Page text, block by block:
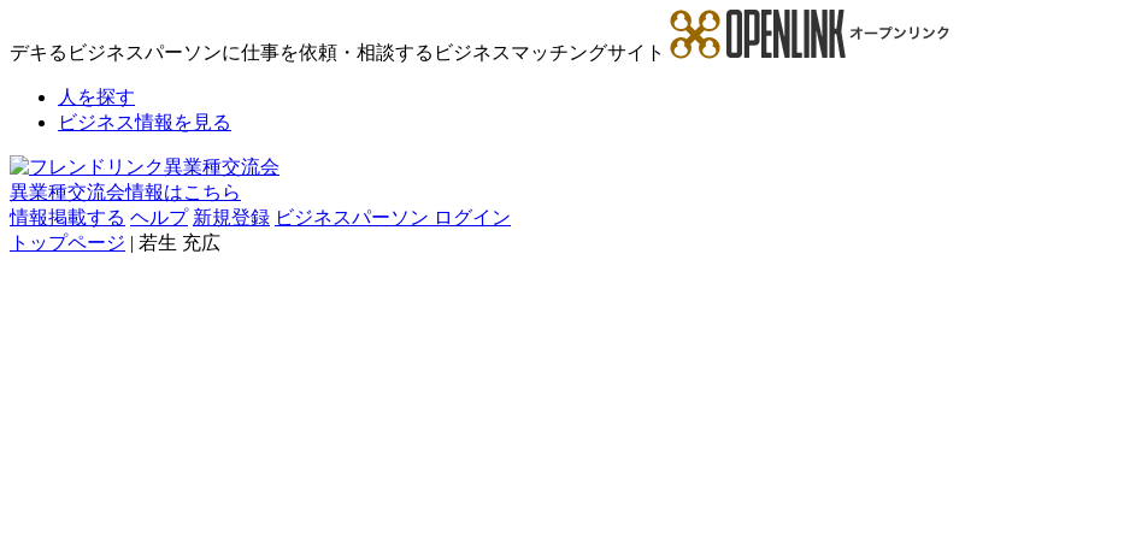
デキるビジネスパーソンに仕事を依頼・相談するビジネスマッチングサイト
人を探す
ビジネス情報を見る
異業種交流会情報はこちら
情報掲載する ヘルプ 新規登録 ビジネスパーソン ログイン
トップページ | 若生 充広